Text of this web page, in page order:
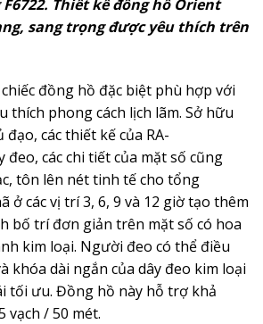
Thiết kế đồng hồ Orient
sang trọng được yêu thích trên
chiếc đồng hồ đặc biệt phù hợp với
thích phong cách lịch lãm. Sở hữu
các thiết kế của RA-
đeo, các chi tiết của mặt số cũng
tôn lên nét tinh tế cho tổng
ở các vị trí 3, 6, 9 và 12 giờ tạo thêm
bố trí đơn giản trên mặt số có hoa
kim loại. Người đeo có thể điều
khóa dài ngắn của dây đeo kim loại
tối ưu. Đồng hồ này hỗ trợ khả
vạch / 50 mét.